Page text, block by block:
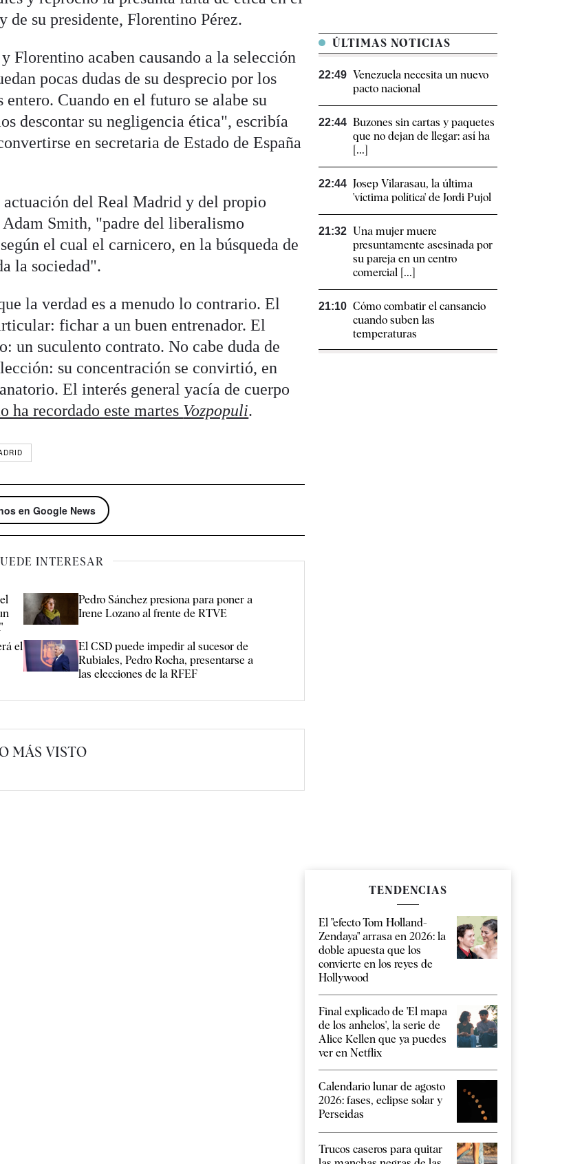
su presidente, Florentino Pérez.
Florentino acaben causando a la selección
pocas dudas de su desprecio por los
Cuando en el futuro se alabe su
descontar su negligencia ética", escribía
en secretaria de Estado de España
del Real Madrid y del propio
Smith, "padre del liberalismo
el cual el carnicero, en la búsqueda de
la sociedad".
la verdad es a menudo lo contrario. El
fichar a un buen entrenador. El
un suculento contrato. No cabe duda de
su concentración se convirtió, en
El interés general yacía de cuerpo
ha recordado este martes Vozpopuli.
en Google News
INTERESAR
Pedro Sánchez presiona para poner a
Irene Lozano al frente de RTVE
el
El CSD puede impedir al sucesor de
Rubiales, Pedro Rocha, presentarse a
las elecciones de la RFEF
MÁS VISTO
ÚLTIMAS NOTICIAS
22:49 Venezuela necesita un nuevo
pacto nacional
22:44 Buzones sin cartas y paquetes
que no dejan de llegar: así ha
[...]
22:44 Josep Vilarasau, la última
'víctima política' de Jordi Pujol
21:32 Una mujer muere
presuntamente asesinada por
su pareja en un centro
comercial [...]
21:10 Cómo combatir el cansancio​
cuando suben las
temperaturas
TENDENCIAS
El "efecto Tom Holland-
Zendaya" arrasa en 2026: la
doble apuesta que los
convierte en los reyes de
Hollywood
Final explicado de 'El mapa
de los anhelos', la serie de
Alice Kellen que ya puedes
ver en Netflix
Calendario lunar de agosto
2026: fases, eclipse solar y
Perseidas
Trucos caseros para quitar